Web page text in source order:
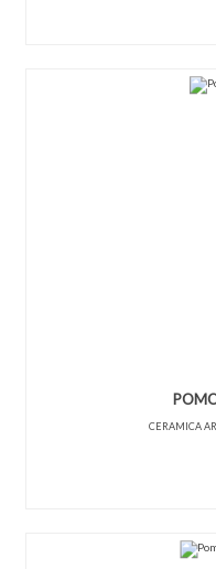
CERAMICA